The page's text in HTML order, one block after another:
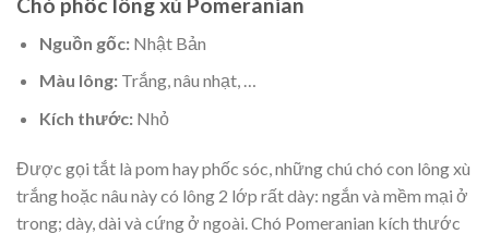
Chó phốc lông xù Pomeranian
Nguồn gốc:Nhật Bản
Màu lông:Trắng, nâu nhạt, …
Kích thước:Nhỏ
Được gọi tắt là pom hay phốc sóc, những chú chó con lông xù
trắng hoặc nâu này có lông 2 lớp rất dày: ngắn và mềm mại ở
trong; dày, dài và cứng ở ngoài. Chó Pomeranian kích thước